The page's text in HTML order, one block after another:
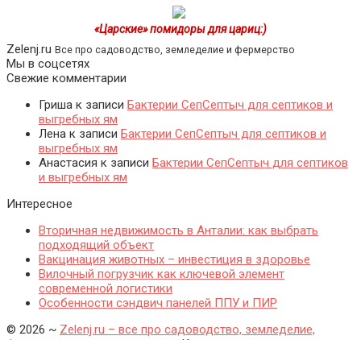
«Царские» помидоры для цариц:)
Zelenj.ru Все про садоводство, земледелие и фермерство
Мы в соцсетях
Свежие комментарии
Гриша к записи Бактерии СепСептыч для септиков и
выгребных ям
Лена к записи Бактерии СепСептыч для септиков и
выгребных ям
Анастасия к записи Бактерии СепСептыч для септиков
и выгребных ям
Интересное
Вторичная недвижимость в Анталии: как выбрать
подходящий объект
Вакцинация животных – инвестиция в здоровье
Вилочный погрузчик как ключевой элемент
современной логистики
Особенности сэндвич панелей ППУ и ПИР
© 2026 ~ Zelenj.ru – все про садоводство, земледелие,